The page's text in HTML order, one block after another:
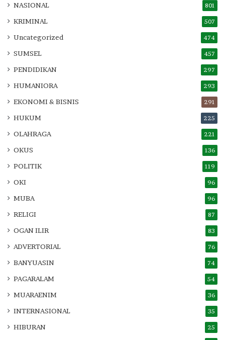
NASIONAL 801
KRIMINAL 507
Uncategorized 474
SUMSEL 457
PENDIDIKAN 297
HUMANIORA 293
EKONOMI & BISNIS 291
HUKUM 225
OLAHRAGA 221
OKUS 136
POLITIK 119
OKI 96
MUBA 96
RELIGI 87
OGAN ILIR 83
ADVERTORIAL 76
BANYUASIN 74
PAGARALAM 54
MUARAENIM 36
INTERNASIONAL 35
HIBURAN 25